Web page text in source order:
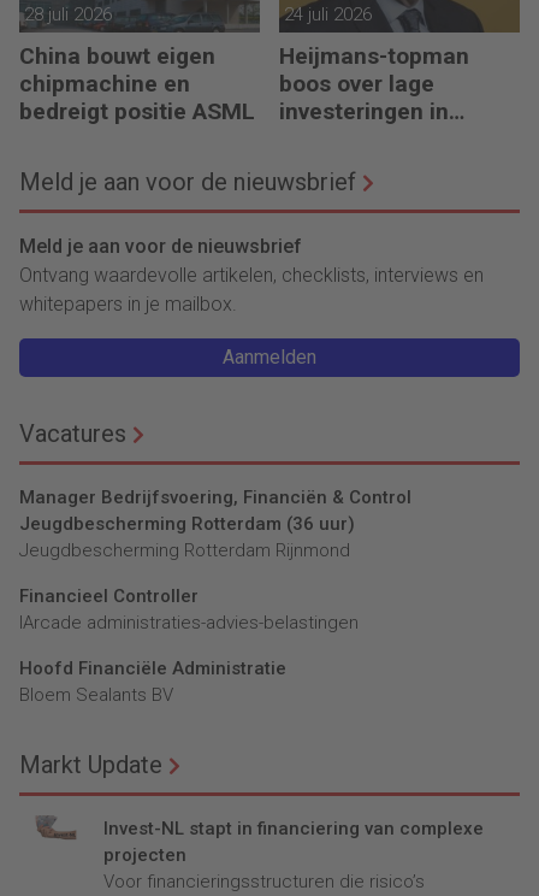
28 juli 2026
China bouwt eigen
chipmachine en
bedreigt positie ASML
24 juli 2026
Heijmans-topman
boos over lage
investeringen in
Meld je aan voor de nieuwsbrief
Meld je aan voor de nieuwsbrief
Ontvang waardevolle artikelen, checklists, interviews en
whitepapers in je mailbox.
Aanmelden
Vacatures
Manager Bedrijfsvoering, Financiën & Control
Jeugdbescherming Rotterdam (36 uur)
Jeugdbescherming Rotterdam Rijnmond
Financieel Controller
lArcade administraties-advies-belastingen
Hoofd Financiële Administratie
Bloem Sealants BV
Markt Update
Invest-NL stapt in financiering van complexe
projecten
Voor financieringsstructuren die risico’s